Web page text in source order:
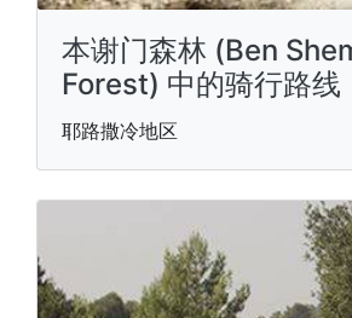
本谢门森林 (Ben
Forest) 中的骑行路线
耶路撒冷地区